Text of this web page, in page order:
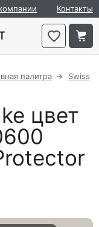
Контакты
палитра
Swiss
цвет